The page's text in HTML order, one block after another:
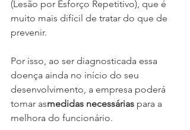
(Lesão por Esforço Repetitivo), que é
muito mais difícil de tratar do que de
prevenir.
Por isso, ao ser diagnosticada essa
doença ainda no início do seu
desenvolvimento, a empresa poderá
tomar asmedidas necessárias para a
melhora do funcionário.